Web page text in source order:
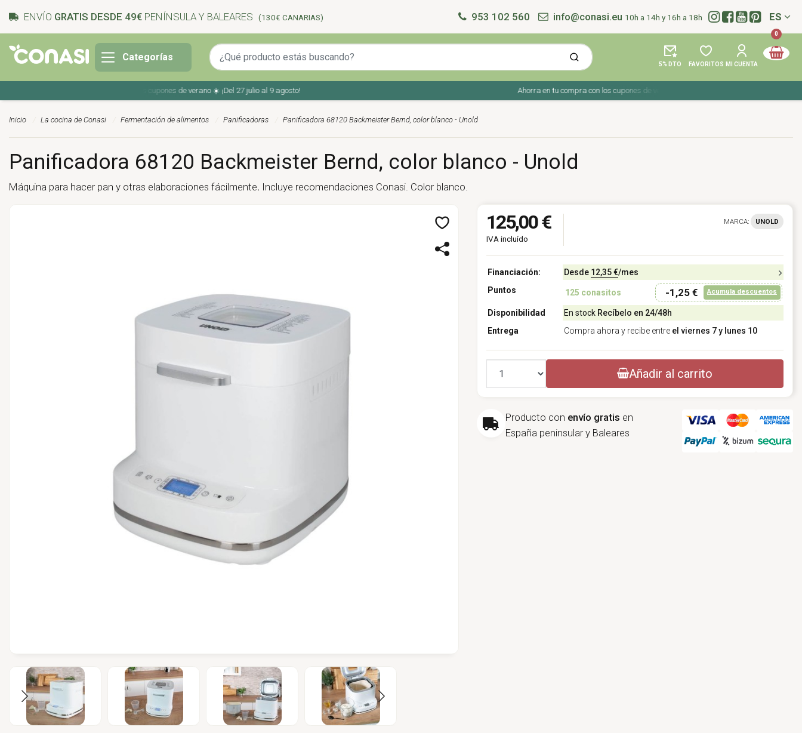
ENVÍO GRATIS DESDE 49€ PENÍNSULA Y BALEARES (130€ CANARIAS) 953 102 560 info@conasi.eu 10h a 14h y 16h a 18h Idioma:
ES
Categorías
5% DTO FAVORITOS MI CUENTA
0
Ahorra en tu compra con los cupones de verano ☀️ ¡Del 27 julio al 9 agosto! Ahorra en tu compra con los cupones de verano ☀️ ¡Del 27 julio al 9 agosto!
Inicio La cocina de Conasi Fermentación de alimentos Panificadoras Panificadora 68120 Backmeister Bernd, color blanco - Unold
Panificadora 68120 Backmeister Bernd, color blanco - Unold
Máquina para hacer pan y otras elaboraciones fácilmente. Incluye recomendaciones Conasi. Color blanco.
125,00 €
IVA incluído
MARCA: UNOLD
Financiación: Desde 12,35 €/mes
Puntos
125 conasitos -1,25 € Acumula descuentos
Disponibilidad En stock Recíbelo en 24/48h
Entrega
Compra ahora y recibe entre el viernes 7 y lunes 10
Cantidad Añadir al carrito
Producto con envío gratis en
España peninsular y Baleares